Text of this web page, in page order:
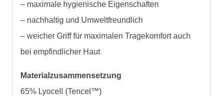
– maximale hygienische Eigenschaften
– nachhaltig und Umweltfreundlich
– weicher Griff für maximalen Tragekomfort auch
bei empfindlicher Haut
Materialzusammensetzung
65% Lyocell (Tencel™)